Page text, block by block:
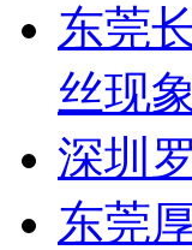
东莞
丝现
深圳
东莞